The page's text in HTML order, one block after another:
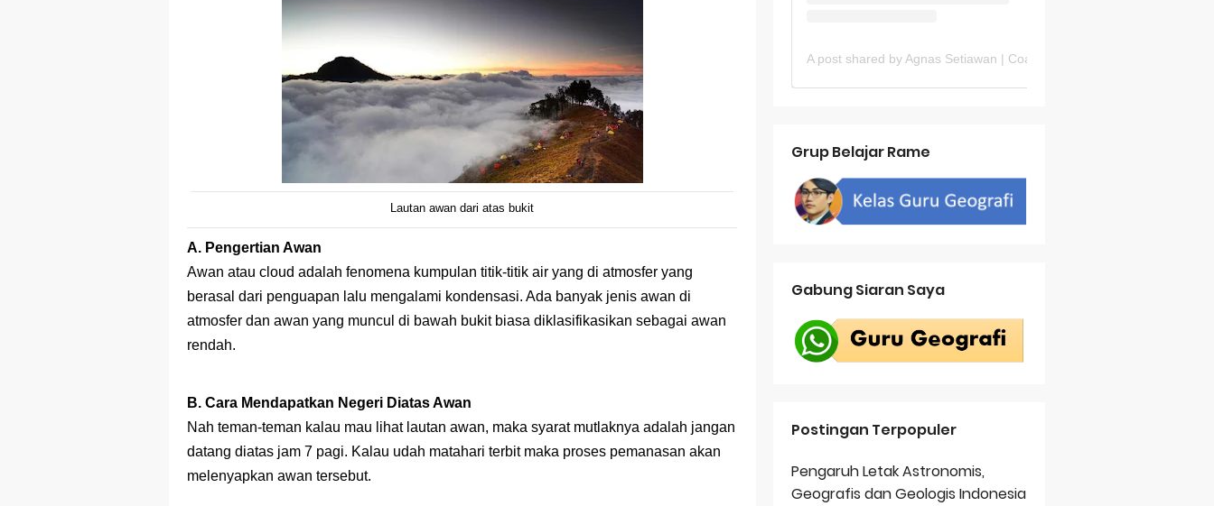
Lautan awan dari atas bukit
A. Pengertian Awan
Awan atau cloud adalah fenomena kumpulan titik-titik air yang di atmosfer yang
berasal dari penguapan lalu mengalami kondensasi. Ada banyak jenis awan di
atmosfer dan awan yang muncul di bawah bukit biasa diklasifikasikan sebagai awan
rendah.
B. Cara Mendapatkan Negeri Diatas Awan
Nah teman-teman kalau mau lihat lautan awan, maka syarat mutlaknya adalah jangan
datang diatas jam 7 pagi. Kalau udah matahari terbit maka proses pemanasan akan
melenyapkan awan tersebut.
Grup Belajar Rame
Gabung Siaran Saya
Postingan Terpopuler
Pengaruh Letak Astronomis,
Geografis dan Geologis Indonesia